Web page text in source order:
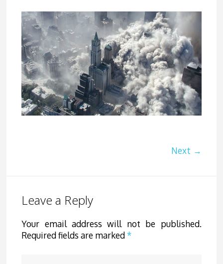
Next →
Leave a Reply
Your email address will not be published.
Required fields are marked*